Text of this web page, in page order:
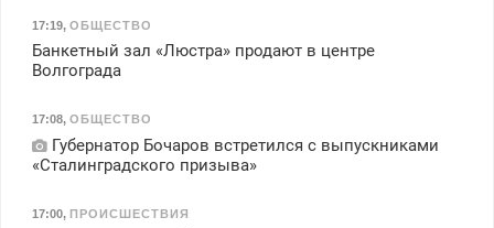
17:19, ОБЩЕСТВО
Банкетный зал «Люстра» продают в центре
Волгограда
17:08, ОБЩЕСТВО
Губернатор Бочаров встретился с выпускниками
«Сталинградского призыва»
17:00, ПРОИСШЕСТВИЯ